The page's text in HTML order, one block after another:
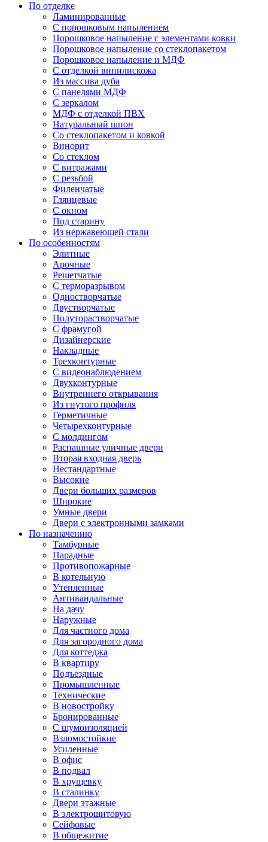
По отделке
Ламинированные
С порошковым напылением
Порошковое напыление с элементами ковки
Порошковое напыление со стеклопакетом
Порошковое напыление и МДФ
С отделкой винилискожа
Из массива дуба
С панелями МДФ
С зеркалом
МДФ с отделкой ПВХ
Натуральный шпон
Со стеклопакетом и ковкой
Винорит
Со стеклом
С витражами
С резьбой
Филенчатые
Глянцевые
С окном
Под старину
Из нержавеющей стали
По особенностям
Элитные
Арочные
Решетчатые
С терморазрывом
Одностворчатые
Двустворчатые
Полуторастворчатые
С фрамугой
Дизайнерские
Накладные
Трехконтурные
С видеонаблюдением
Двухконтурные
Внутреннего открывания
Из гнутого профиля
Герметичные
Четырехконтурные
С молдингом
Распашные уличные двери
Вторая входная дверь
Нестандартные
Высокие
Двери больших размеров
Широкие
Умные двери
Двери с электронными замками
По назначению
Тамбурные
Парадные
Противопожарные
В котельную
Утепленные
Антивандальные
На дачу
Наружные
Для частного дома
Для загородного дома
Для коттеджа
В квартиру
Подъездные
Промышленные
Технические
В новостройку
Бронированные
С шумоизоляцией
Взломостойкие
Усиленные
В офис
В подвал
В хрущевку
В сталинку
Двери этажные
В электрощитовую
Сейфовые
В общежитие